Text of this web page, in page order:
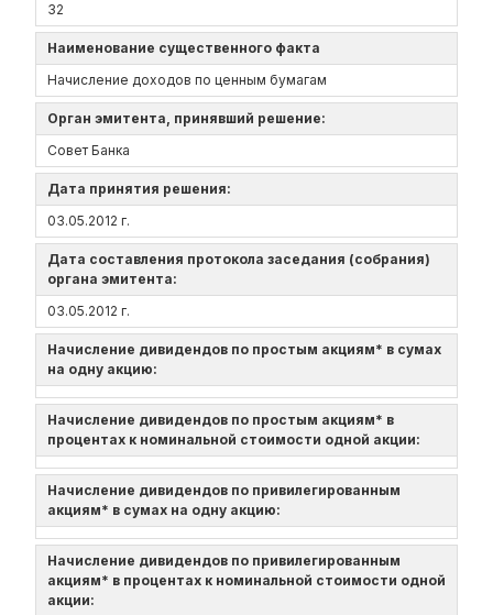
32
Наименование существенного факта
Начисление доходов по ценным бумагам
Орган эмитента, принявший решение:
Совет Банка
Дата принятия решения:
03.05.2012 г.
Дата составления протокола заседания (собрания)
органа эмитента:
03.05.2012 г.
Начисление дивидендов по простым акциям* в сумах
на одну акцию:
Начисление дивидендов по простым акциям* в
процентах к номинальной стоимости одной акции:
Начисление дивидендов по привилегированным
акциям* в сумах на одну акцию:
Начисление дивидендов по привилегированным
акциям* в процентах к номинальной стоимости одной
акции: